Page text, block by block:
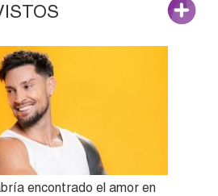
encontrado el amor en